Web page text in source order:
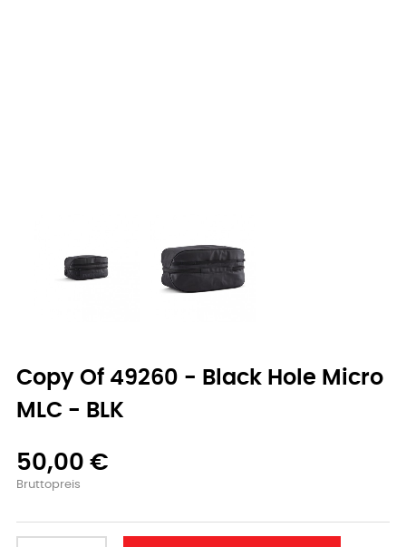
Copy Of 49260 - Black Hole Micro
MLC - BLK
50,00 €
Bruttopreis